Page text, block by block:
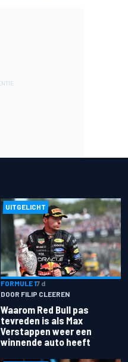
UITGELICHT
FORMULE 17 d
DOOR FILIP CLEEREN
Waarom Red Bull pas
tevreden is als Max
Verstappen weer een
winnende auto heeft